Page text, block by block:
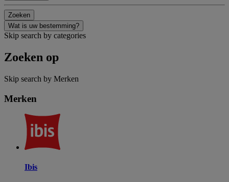
Zoeken
Wat is uw bestemming?
Skip search by categories
Zoeken op
Skip search by Merken
Merken
Ibis